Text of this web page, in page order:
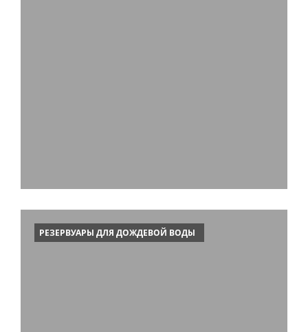
РЕЗЕРВУАРЫ ДЛЯ ДОЖДЕВОЙ ВОДЫ